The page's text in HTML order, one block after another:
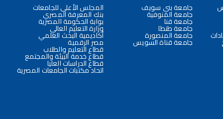
المجلس الأعلى للجامعات
بنك المعرفة المصري
بوابة الحكومة المصرية
وزارة التعليم العالي
أكاديمية البحث العلمي
مصر الرقمية
قطاع التعليم والطلاب
قطاع خدمة البيئة والمجتمع
قطاع الدراسات العليا
اتحاد مكتبات الجامعات المصرية
جامعة بني سويف
جامعة المنوفية
جامعة قنا
جامعة طنطا
جامعة المنصورة
جامعة قناة السويس